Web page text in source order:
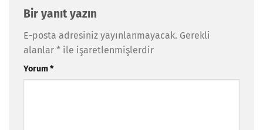
Bir yanıt yazın
E-posta adresiniz yayınlanmayacak. Gerekli
alanlar * ile işaretlenmişlerdir
Yorum*